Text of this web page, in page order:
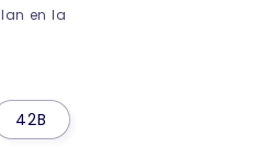
en la
42B